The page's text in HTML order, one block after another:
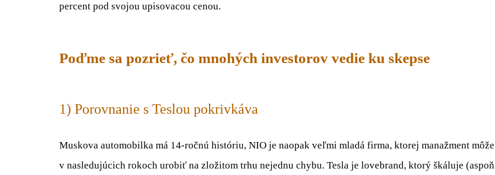
percent pod svojou upisovacou cenou.
Poďme sa pozrieť, čo mnohých investorov vedie ku skepse
1) Porovnanie s Teslou pokrivkáva
Muskova automobilka má 14-ročnú históriu, NIO je naopak veľmi mladá firma, ktorej manažment môže
v nasledujúcich rokoch urobiť na zložitom trhu nejednu chybu. Tesla je lovebrand, ktorý škáluje (aspoň